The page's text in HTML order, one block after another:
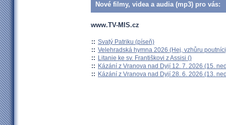
Nové filmy, videa a audia (mp3) pro vás:
www.TV-MIS.cz
:: Svatý Patriku (píseň)
:: Velehradská hymna 2026 (Hej, vzhůru
:: Litanie ke sv. Františkovi z Assisi ()
:: Kázání z Vranova nad Dyjí 12. 7. 2026 (15.
:: Kázání z Vranova nad Dyjí 28. 6. 2026 (13.